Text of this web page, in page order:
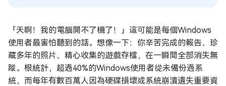
「天啊！我的電腦開不了機了！」這可能是每個Windows
使用者最害怕聽到的話。想像一下：你辛苦完成的報告、珍
藏多年的照片、精心收集的遊戲存檔，在一瞬間全部消失無
蹤。根統計，超過40%的Windows使用者從未備份過系
統，而每年有數百萬人因為硬碟損壞或系統崩潰遺失重要資